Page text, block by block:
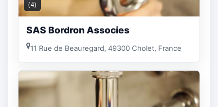
(4)
SAS Bordron Associes
11 Rue de Beauregard, 49300 Cholet, France